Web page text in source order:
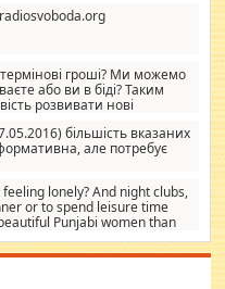
термінові гроші? Ми можемо
або ви в біді? Таким
розвивати нові
дати їм шанс. Кожен
влада не зможе, вони
багато суми, і зрілість
іншого. Не чекайте і не
ви хочете подати, і ми
зв'яжіться з нами
Вам потрібні термінові
більшість вказаних
але потребує
lonely? And night clubs,
or to spend leisure time
Punjabi women than
guys feel like 5 star luxury
for loved solitaire free
shapely body shapes.